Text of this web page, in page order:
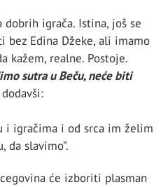
igrača. Istina, još se
bez Edina Džeke, ali imamo
kažem, realne. Postoje.
sutra u Beču, neće biti
i igračima i od srca im želim
da slavimo”.
će izboriti plasman